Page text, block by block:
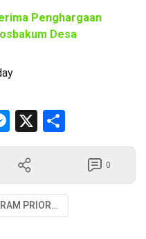
Penghargaan
Desa
Messenger
X
0
PROGRAM PRIORITAS